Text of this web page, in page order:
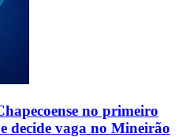
no primeiro
decide vaga no Mineirão